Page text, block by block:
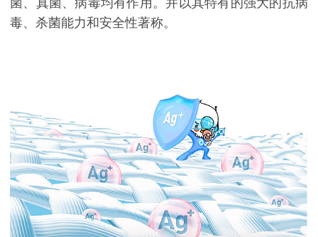
毒、杀菌能力和安全性著称。